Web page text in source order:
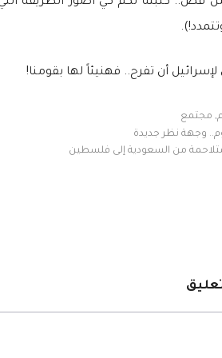
أن تفرح.. فهنيئاً لها بقومنا!
, مجتمع
وجهة نظر جديدة
من السعودية إلى فلسطين